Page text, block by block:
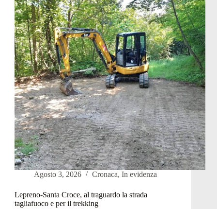
la
Sagra
del
pesce
Agosto 3, 2026 Cronaca, In evidenza
Lepreno-Santa Croce, al traguardo la strada
tagliafuoco e per il trekking